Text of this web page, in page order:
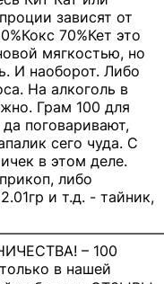
зависят от
70%Кет это
мягкостью, но
И наоборот. Либо
На алкоголь в
Грам 100 для
поговаривают,
сего чуда. С
в этом деле.
либо
и т.д. - тайник,
– 100
в нашей